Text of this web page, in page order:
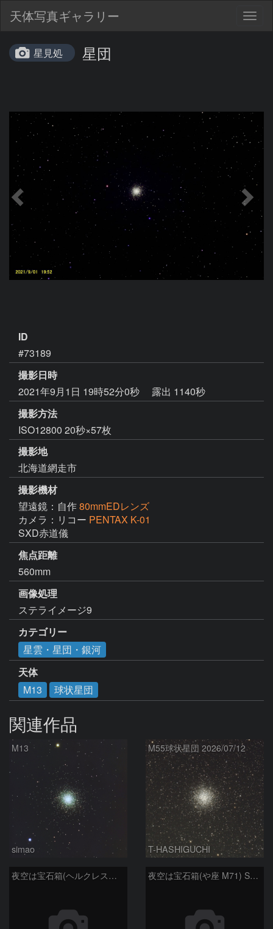
天体写真ギャラリー
星見処 星団
ID
#73189
撮影日時
2021年9月1日 19時52分0秒
露出 1140秒
撮影方法
ISO12800 20秒×57枚
撮影地
北海道網走市
撮影機材
望遠鏡：自作80mmEDレンズ
カメラ：リコー PENTAX K-01
SXD赤道儀
焦点距離
560mm
画像処理
ステライメージ9
カテゴリー
星雲・星団・銀河
天体
M13
球状星団
関連作品
M13
simao
M55球状星団 2026/07/12
T-HASHIGUCHI
夜空は宝石箱(ヘルクレス座 M92) Seestar50 夜空は宝石箱(や座 M71) Seestar50